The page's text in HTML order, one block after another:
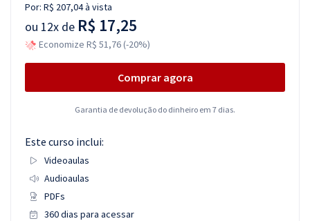
Por: R$ 207,04à vista
ou 12x de R$ 17,25
Economize R$ 51,76 (-20%)
Comprar agora
Garantia de devolução do dinheiro em 7 dias.
Este curso inclui:
Videoaulas
Audioaulas
PDFs
360 dias para acessar